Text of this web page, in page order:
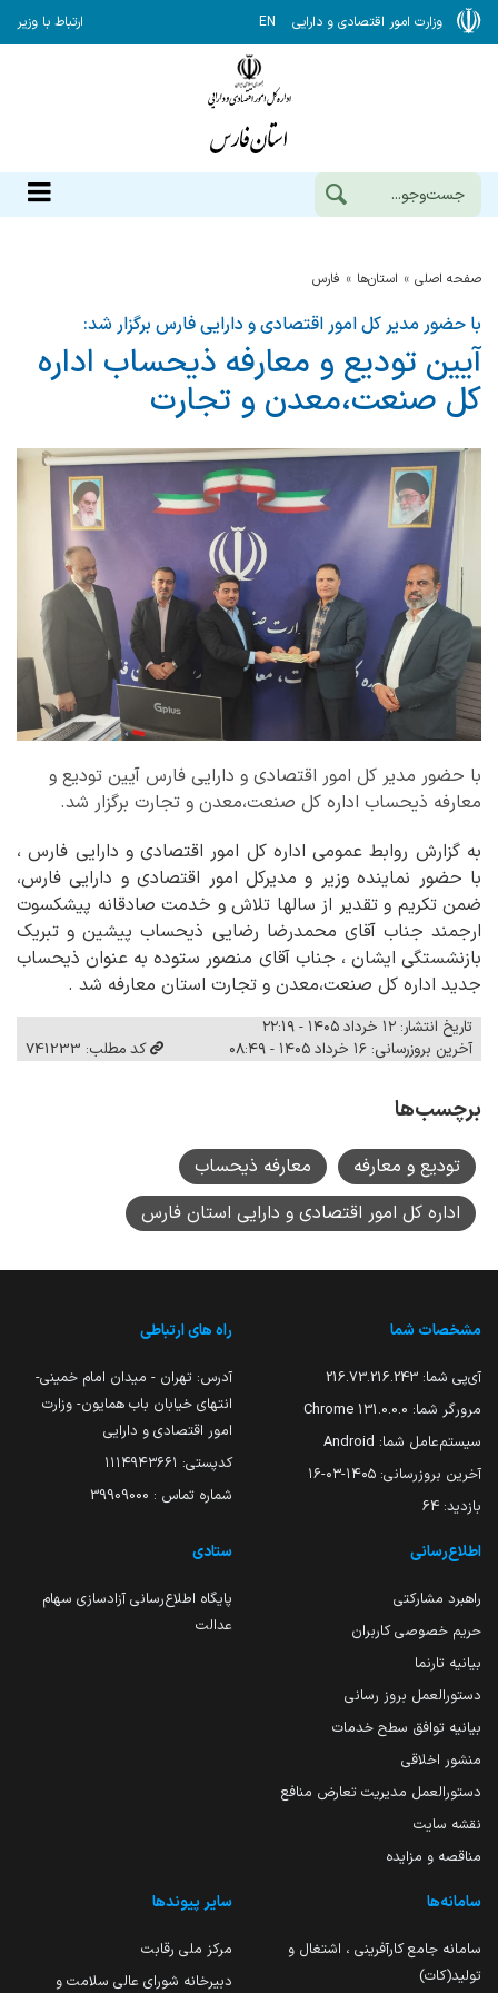
وزارت امور اقتصادی و دارایی EN ارتباط با وزیر
صفحه اصلی استان‌ها فارس
با حضور مدیر کل امور اقتصادی و دارایی فارس برگزار شد:
آیین تودیع و معارفه ذیحساب اداره
کل صنعت،معدن و تجارت
با حضور مدیر کل امور اقتصادی و دارایی فارس آیین تودیع و
معارفه ذیحساب اداره کل صنعت،معدن و تجارت برگزار شد.
به گزارش روابط عمومی اداره کل امور اقتصادی و دارایی فارس ،
با حضور نماینده وزیر و مدیرکل امور اقتصادی و دارایی فارس،
ضمن تکریم و تقدیر از سالها تلاش و خدمت صادقانه پیشکسوت
ارجمند جناب آقای محمدرضا رضایی ذیحساب پیشین و تبریک
بازنشستگی ایشان ، جناب آقای منصور ستوده به عنوان ذیحساب
جدید اداره کل صنعت،معدن و تجارت استان معارفه شد .
تاریخ انتشار: ۱۲ خرداد ۱۴۰۵ - ۲۲:۱۹
آخرین بروزرسانی: ۱۶ خرداد ۱۴۰۵ - ۰۸:۴۹
کد مطلب: 741233
برچسب‌ها
تودیع و معارفه
معارفه ذیحساب
اداره کل امور اقتصادی و دارایی استان فارس
مشخصات شما
آی‌پی شما: 216.73.216.243
مرورگر شما: 131.0.0.0 Chrome
سیستم‌عامل شما: Android
آخرین بروزرسانی: ۱۴۰۵-۰۳-۱۶
بازدید: 64
راه های ارتباطی
آدرس: تهران - میدان امام خمینی-
انتهای خیابان باب همایون- وزارت
امور اقتصادی و دارایی
کدپستی: ۱۱۱۴۹۴۳۶۶۱
شماره تماس : 39909000
اطلاع‌رسانی
راهبرد مشارکتی
حریم خصوصی کاربران
بیانیه تارنما
دستورالعمل بروز رسانی
بیانیه توافق سطح خدمات
منشور اخلاقی
دستورالعمل مدیریت تعارض منافع
نقشه سایت
مناقصه و مزایده
ستادی
پایگاه اطلاع‌رسانی آزادسازی سهام
عدالت
سامانه‌ها
سامانه جامع کارآفرینی ، اشتغال و
تولید(کات)
سایر پیوندها
مرکز ملی رقابت
دبیرخانه شورای عالی سلامت و